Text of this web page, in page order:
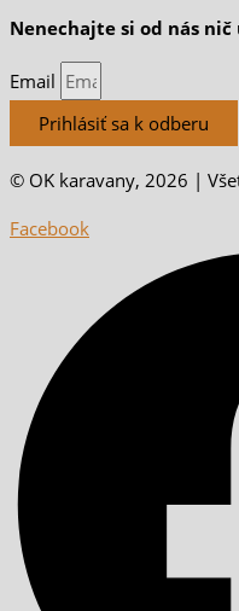
Nenechajte si od nás nič
Email
Prihlásiť sa k odberu
© OK karavany, 2026 |
Facebook